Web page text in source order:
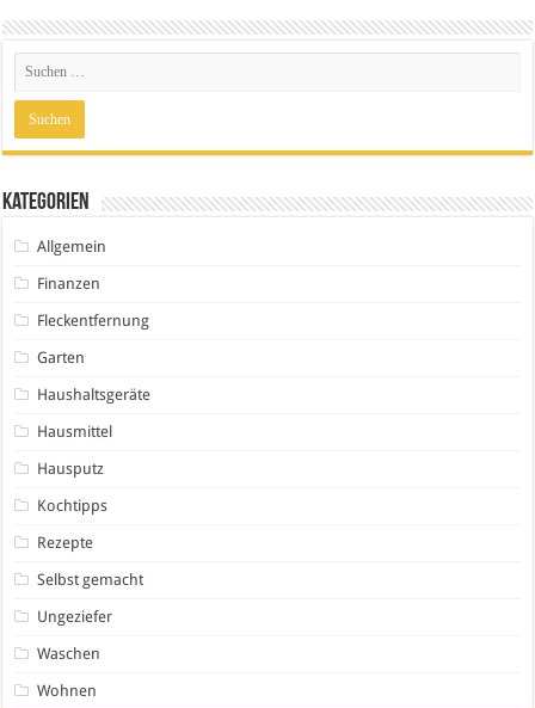
Kategorien
Allgemein
Finanzen
Fleckentfernung
Garten
Haushaltsgeräte
Hausmittel
Hausputz
Kochtipps
Rezepte
Selbst gemacht
Ungeziefer
Waschen
Wohnen